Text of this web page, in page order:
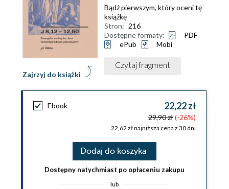
Zajrzyj do książki
Bądź pierwszym, który oceni tę
książkę
Stron: 216
Dostępne formaty:
PDF
ePub
Mobi
Czytaj fragment
Ebook 22,22 zł
29,90 zł(-26%)
22,62 zł najniższa cena z 30 dni
Dodaj do koszyka
Dostępny natychmiast po opłaceniu zakupu
lub